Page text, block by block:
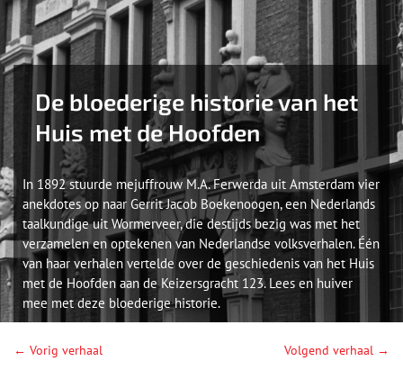
De bloederige historie van het
Huis met de Hoofden
In 1892 stuurde mejuffrouw M.A. Ferwerda uit Amsterdam vier
anekdotes op naar Gerrit Jacob Boekenoogen, een Nederlands
taalkundige uit Wormerveer, die destijds bezig was met het
verzamelen en optekenen van Nederlandse volksverhalen. Één
van haar verhalen vertelde over de geschiedenis van het Huis
met de Hoofden aan de Keizersgracht 123. Lees en huiver
mee met deze bloederige historie.
← Vorig verhaal Volgend verhaal →